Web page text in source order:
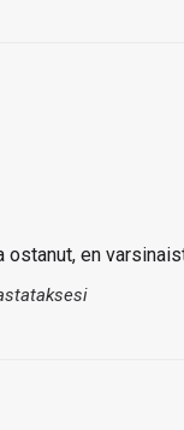
ostanut, en